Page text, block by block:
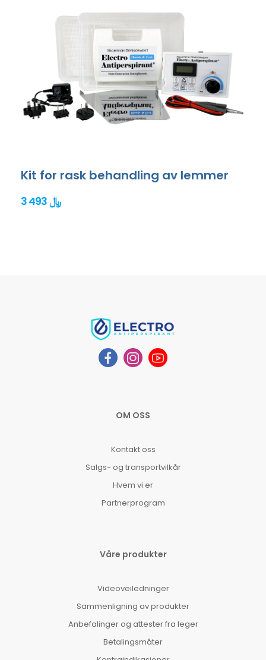
Kit for rask behandling av lemmer
3 493 ﷼
OM OSS
Kontakt oss
Salgs- og transportvilkår
Hvem vi er
Partnerprogram
Våre produkter
Videoveiledninger
Sammenligning av produkter
Anbefalinger og attester fra leger
Betalingsmåter